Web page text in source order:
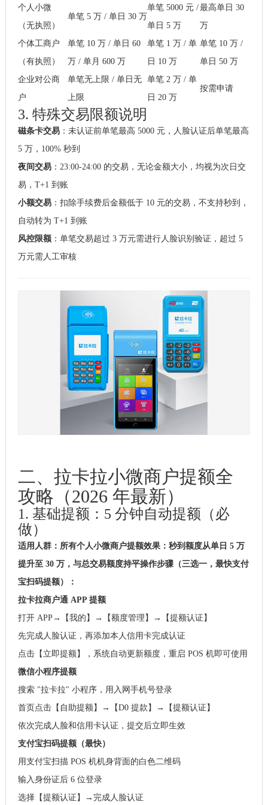
个人小微
（无执照）
单笔 5 万 / 单日 30 万
单笔 5000 元 /
单日 5 万
最高单日 30
万
个体工商户
（有执照）
单笔 10 万 / 单日 60
万 / 单月 600 万
单笔 1 万 / 单
日 10 万
单笔 10 万 /
单日 50 万
企业对公商
户
单笔无上限 / 单日无
上限
单笔 2 万 / 单
日 20 万
按需申请
3. 特殊交易限额说明
磁条卡交易：未认证前单笔最高 5000 元，人脸认证后单笔最高
5 万，100% 秒到
夜间交易：23:00-24:00 的交易，无论金额大小，均视为次日交
易，T+1 到账
小额交易：扣除手续费后金额低于 10 元的交易，不支持秒到，
自动转为 T+1 到账
风控限额：单笔交易超过 3 万元需进行人脸识别验证，超过 5
万元需人工审核
二、拉卡拉小微商户提额全
攻略（2026 年最新）
1. 基础提额：5 分钟自动提额（必
做）
适用人群：所有个人小微商户提额效果：秒到额度从单日 5 万
提升至 30 万，与总交易额度持平操作步骤（三选一，最快支付
宝扫码提额）：
拉卡拉商户通 APP 提额
打开 APP→【我的】→【额度管理】→【提额认证】
先完成人脸认证，再添加本人信用卡完成认证
点击【立即提额】，系统自动更新额度，重启 POS 机即可使用
微信小程序提额
搜索 "拉卡拉" 小程序，用入网手机号登录
首页点击【自助提额】→【D0 提款】→【提额认证】
依次完成人脸和信用卡认证，提交后立即生效
支付宝扫码提额（最快）
用支付宝扫描 POS 机机身背面的白色二维码
输入身份证后 6 位登录
选择【提额认证】→完成人脸认证